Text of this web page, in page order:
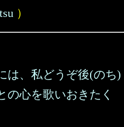
）
は、私どうぞ後(のち)
の心を歌いおきたく